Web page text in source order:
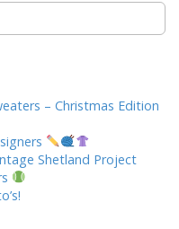
– Christmas Edition
Shetland Project